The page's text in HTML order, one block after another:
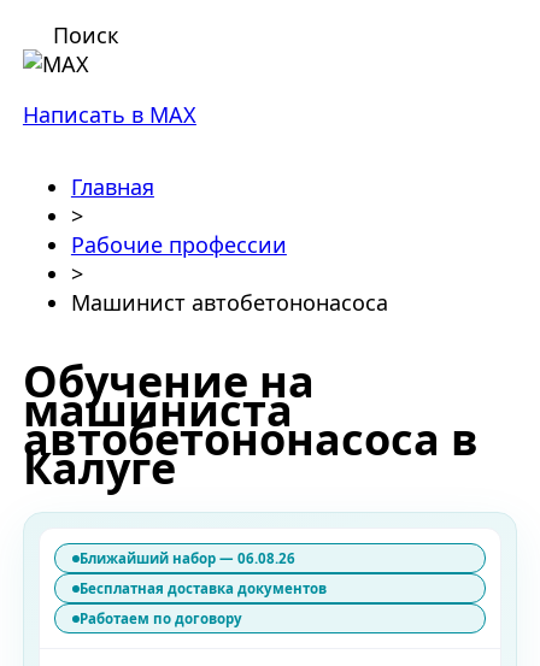
Поиск
Написать в MAX
Главная
>
Рабочие профессии
>
Машинист автобетононасоса
Обучение на
машиниста
автобетононасоса в
Калуге
Ближайший набор — 06.08.26
Бесплатная доставка документов
Работаем по договору